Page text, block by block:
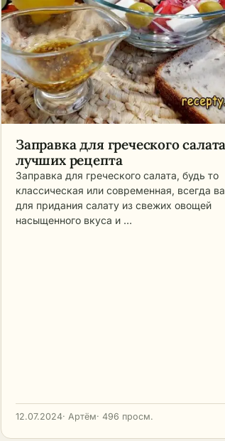
Заправка для греческого
лучших рецепта
Заправка для греческого салата, будь то
классическая или современная, всегда
для придания салату из свежих овощей
насыщенного вкуса и …
12.07.2024· Артём· 496 просм.